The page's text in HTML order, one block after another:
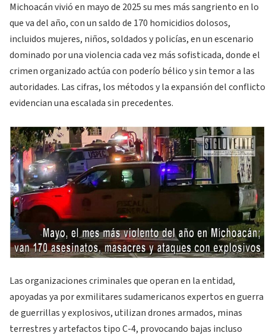
Michoacán vivió en mayo de 2025 su mes más sangriento en lo
que va del año, con un saldo de 170 homicidios dolosos,
incluidos mujeres, niños, soldados y policías, en un escenario
dominado por una violencia cada vez más sofisticada, donde el
crimen organizado actúa con poderío bélico y sin temor a las
autoridades. Las cifras, los métodos y la expansión del conflicto
evidencian una escalada sin precedentes.
Las organizaciones criminales que operan en la entidad,
apoyadas ya por exmilitares sudamericanos expertos en guerra
de guerrillas y explosivos, utilizan drones armados, minas
terrestres y artefactos tipo C-4, provocando bajas incluso